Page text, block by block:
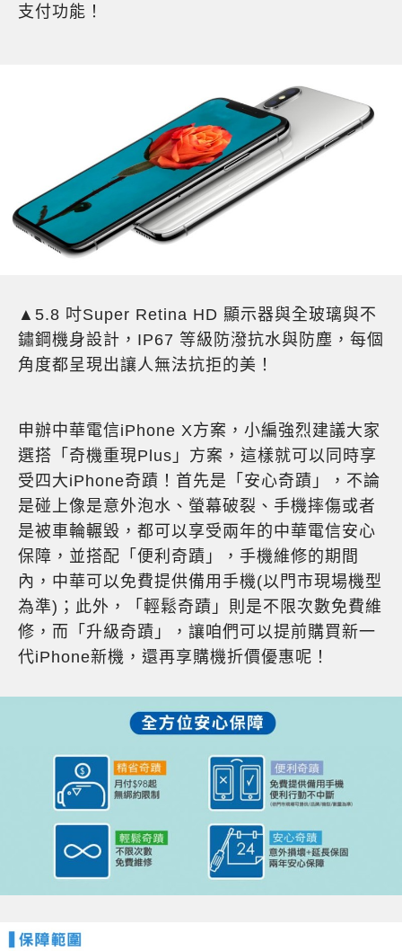
支付功能！
▲5.8 吋Super Retina HD 顯示器與全玻璃與不
鏽鋼機身設計，IP67 等級防潑抗水與防塵，每個
角度都呈現出讓人無法抗拒的美！
申辦中華電信iPhone X方案，小編強烈建議大家
選搭「奇機重現Plus」方案，這樣就可以同時享
受四大iPhone奇蹟！首先是「安心奇蹟」，不論
是碰上像是意外泡水、螢幕破裂、手機摔傷或者
是被車輪輾毀，都可以享受兩年的中華電信安心
保障，並搭配「便利奇蹟」，手機維修的期間
內，中華可以免費提供備用手機(以門市現場機型
為準)；此外，「輕鬆奇蹟」則是不限次數免費維
修，而「升級奇蹟」，讓咱們可以提前購買新一
代iPhone新機，還再享購機折價優惠呢！